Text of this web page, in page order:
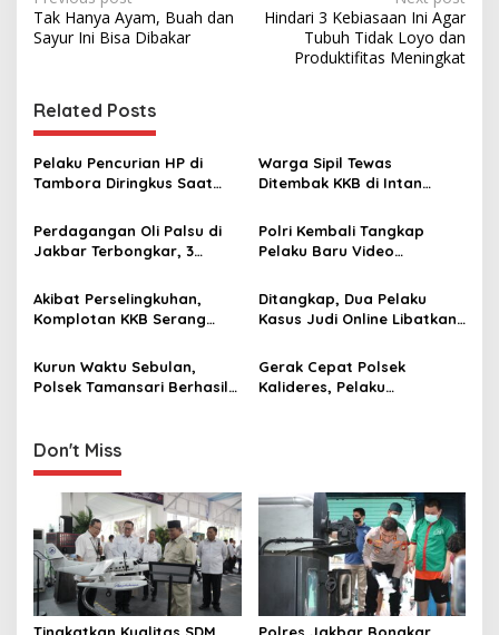
o
t
n
a
v
i
g
a
t
o
Tak Hanya Ayam, Buah dan
Sayur Ini Bisa Dibakar
Hindari 3 Kebiasaan Ini Agar
Tubuh Tidak Loyo dan
Produktifitas Meningkat
Related Posts
Pelaku Pencurian HP di
Tambora Diringkus Saat
Siskamling
Warga Sipil Tewas
Ditembak KKB di Intan
Cartenz Buru Pelaku
Perdagangan Oli Palsu di
Jakbar Terbongkar, 3
Oli Palsu Diamankan
Polri Kembali Tangkap
Pelaku Baru Video
Nama Pejabat Negara
Akibat Perselingkuhan,
Komplotan KKB Serang
Bangunan
Ditangkap, Dua Pelaku
Kasus Judi Online Libatkan
Bandara Soetta
Kurun Waktu Sebulan,
Polsek Tamansari Berhasil
Diamankan
Gerak Cepat Polsek
Kalideres, Pelaku
Don't Miss
Tingkatkan Kualitas SDM Polres Jakbar Bongkar